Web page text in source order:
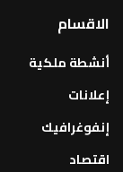
الاقسام
أنشطة ملكية
إعلانات
إنفوغرافيك
اقتصاد